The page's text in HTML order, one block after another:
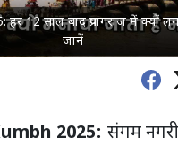
12 साल बाद प्रयागराज में क्यों
जानें
2025: संगम नगरी